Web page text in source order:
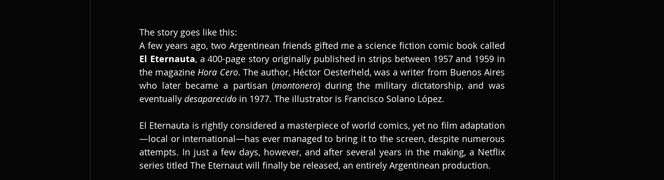
The story goes like this:
El Eternauta, a 400-page story originally published in strips between 1957 and 1959 in
the magazine Hora Cero. The author, Héctor Oesterheld, was a writer from Buenos Aires
who later became a partisan (montonero) during the military dictatorship, and was
eventually desaparecido in 1977. The illustrator is Francisco Solano López.
El Eternauta is rightly considered a masterpiece of world comics, yet no film adaptation
—local or international—has ever managed to bring it to the screen, despite numerous
attempts. In just a few days, however, and after several years in the making, a Netflix
series titled The Eternaut will finally be released, an entirely Argentinean production.